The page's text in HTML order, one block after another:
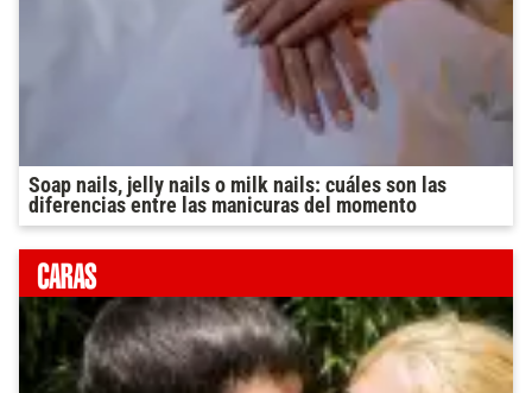
Soap nails, jelly nails o milk nails: cuáles son las
diferencias entre las manicuras del momento